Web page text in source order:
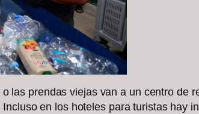
las prendas viejas van a un centro de
en los hoteles para turistas hay